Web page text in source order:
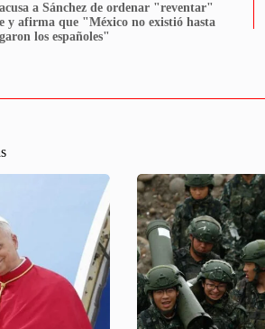
a Sánchez de ordenar "reventar"
y afirma que "México no existió hasta
los españoles"